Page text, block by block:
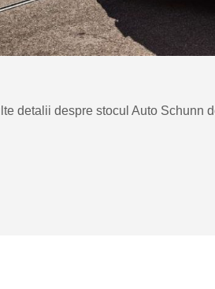
detalii despre stocul Auto Schunn